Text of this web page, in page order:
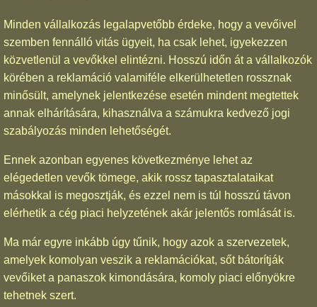
Minden vállalkozás legalapvetőbb érdeke, hogy a vevőivel
szemben fennálló vitás ügyeit, ha csak lehet, igyekezzen
közvetlenül a vevőkkel elintézni. Hosszú időn át a vállalkozók
körében a reklamáció valamiféle elkerülhetetlen rossznak
minősült, amelynek jelentkezése esetén mindent megtettek
annak elhárítására, kihasználva a számukra kedvező jogi
szabályozás minden lehetőségét.
Ennek azonban egyenes következménye lehet az
elégedetlen vevők tömege, akik rossz tapasztalataikat
másokkal is megosztják, és ezzel nem is túl hosszú távon
elérhetik a cég piaci helyzetének akár jelentős romlását is.
Ma már egyre inkább úgy tűnik, hogy azok a szervezetek,
amelyek komolyan veszik a reklamációkat, sőt bátorítják
vevőiket a panaszok kimondására, komoly piaci előnyökre
tehetnek szert.